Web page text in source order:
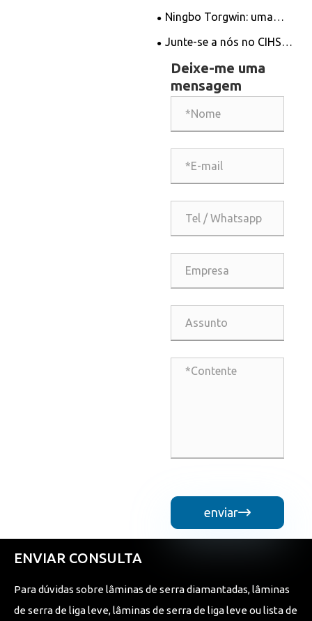
Ningbo Torgwin: uma
vitrine de acessórios de
CIHS
Junte-se a nós no CIHS
Deixe-me uma
mensagem
enviar
ENVIAR CONSULTA
Para dúvidas sobre lâminas de serra diamantadas, lâminas
de serra de liga leve, lâminas de serra de liga leve ou lista de